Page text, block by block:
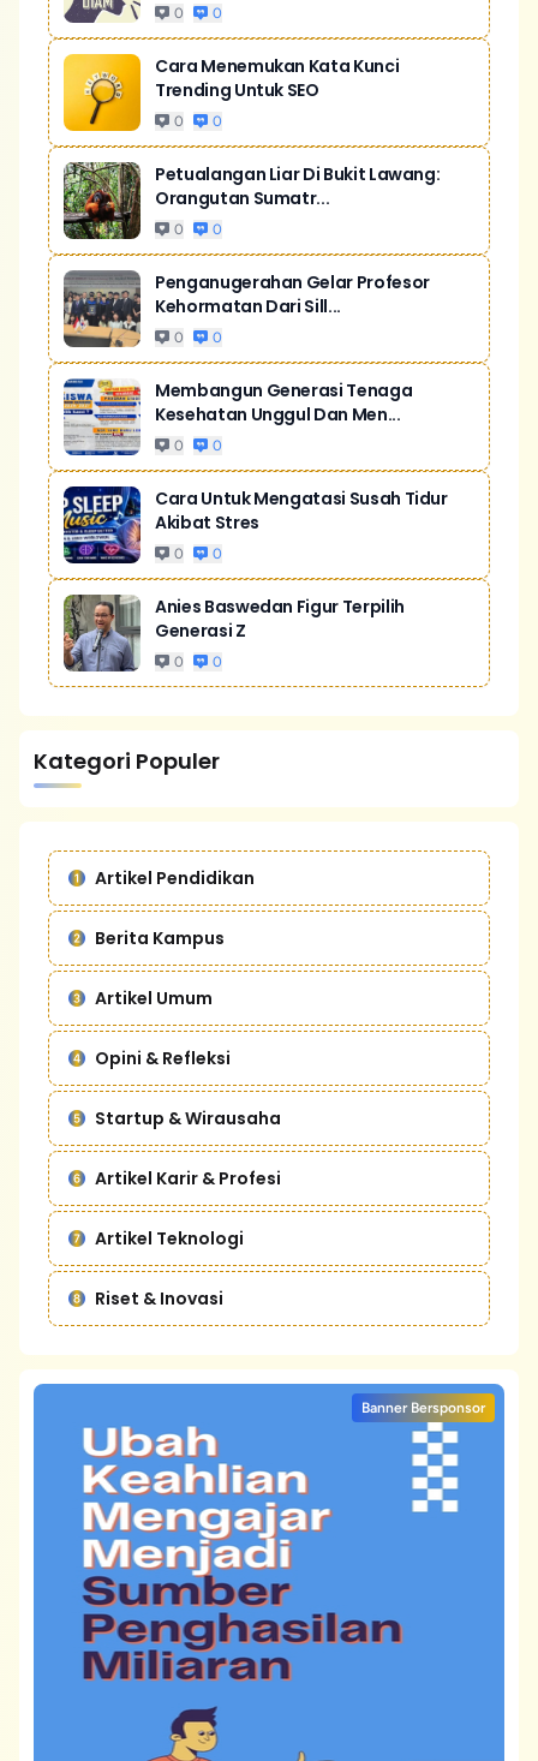
0 0
Cara Menemukan Kata Kunci
Trending Untuk SEO
0 0
Petualangan Liar Di Bukit Lawang:
Orangutan Sumatr...
0 0
Penganugerahan Gelar Profesor
Kehormatan Dari Sill...
0 0
Membangun Generasi Tenaga
Kesehatan Unggul Dan Men...
0 0
Cara Untuk Mengatasi Susah Tidur
Akibat Stres
0 0
Anies Baswedan Figur Terpilih
Generasi Z
0 0
Kategori Populer
Artikel Pendidikan
Berita Kampus
Artikel Umum
Opini & Refleksi
Startup & Wirausaha
Artikel Karir & Profesi
Artikel Teknologi
Riset & Inovasi
Banner Bersponsor